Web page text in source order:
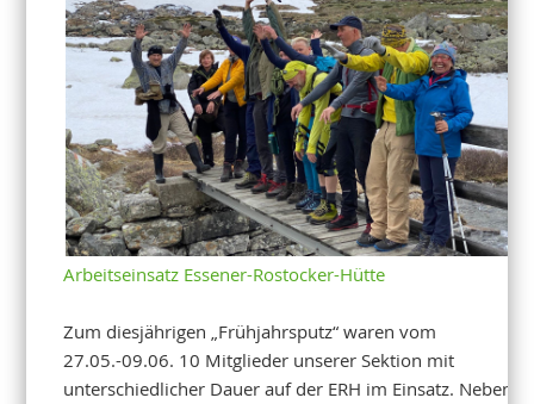
Arbeitseinsatz Essener-Rostocker-Hütte
Zum diesjährigen „Frühjahrsputz“ waren vom
27.05.-09.06. 10 Mitglieder unserer Sektion mit
unterschiedlicher Dauer auf der ERH im Einsatz. Neben